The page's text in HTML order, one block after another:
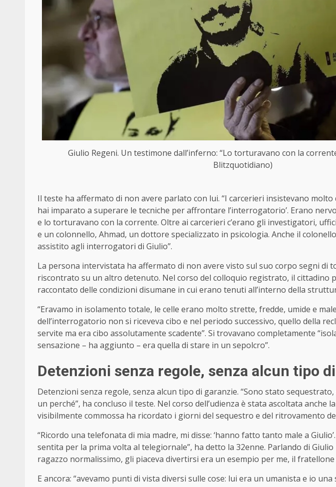
Giulio Regeni. Un testimone dall’inferno: “Lo torturavano con la
Blitzquotidiano)
Il teste ha affermato di non avere parlato con lui. “I carcerieri insistevano molto
hai imparato a superare le tecniche per affrontare l’interrogatorio’. Erano
e lo torturavano con la corrente. Oltre ai carcerieri c’erano gli investigatori,
e un colonnello, Ahmad, un dottore specializzato in psicologia. Anche il
assistito agli interrogatori di Giulio”.
La persona intervistata ha affermato di non avere visto sul suo corpo segni di
riscontrato su un altro detenuto. Nel corso del colloquio registrato, il cittadino
raccontato delle condizioni disumane in cui erano tenuti all’interno della
“Eravamo in isolamento totale, le celle erano molto strette, fredde, umide e
dell’interrogatorio non si riceveva cibo e nel periodo successivo, quello della
servite ma era cibo assolutamente scadente”. Si trovavano completamente
sensazione – ha aggiunto – era quella di stare in un sepolcro”.
Detenzioni senza regole, senza alcun tipo
Detenzioni senza regole, senza alcun tipo di garanzie. “Sono stato
un perché”, ha concluso il teste. Nel corso dell’udienza è stata ascoltata anche
visibilmente commossa ha ricordato i giorni del sequestro e del ritrovamento
“Ricordo una telefonata di mia madre, mi disse: ‘hanno fatto tanto male a
sentita per la prima volta al telegiornale”, ha detto la 32enne. Parlando di
ragazzo normalissimo, gli piaceva divertirsi era un esempio per me, il fratellone
E ancora: “avevamo punti di vista diversi sulle cose: lui era un umanista e io